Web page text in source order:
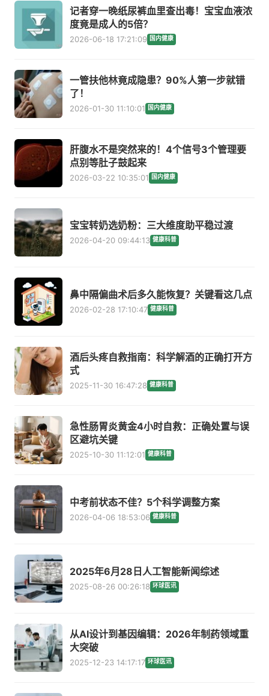
记者穿一晚纸尿裤血里查出毒！宝宝血液浓
度竟是成人的5倍？
2026-06-18 17:21:09 国内健康
一管扶他林竟成隐患？90%人第一步就错
了！
2026-01-30 11:10:01 国内健康
肝腹水不是突然来的！4个信号3个管理要
点别等肚子鼓起来
2026-03-22 10:35:01 国内健康
宝宝转奶选奶粉：三大维度助平稳过渡
2026-04-20 09:44:13 健康科普
鼻中隔偏曲术后多久能恢复？关键看这几点
2026-02-28 17:10:47 健康科普
酒后头疼自救指南：科学解酒的正确打开方
式
2025-11-30 16:47:28 健康科普
急性肠胃炎黄金4小时自救：正确处置与误
区避坑关键
2025-10-30 11:12:01 健康科普
中考前状态不佳？5个科学调整方案
2026-04-06 18:53:06 健康科普
2025年6月28日人工智能新闻综述
2025-08-26 00:26:18 环球医讯
从AI设计到基因编辑：2026年制药领域重
大突破
2025-12-23 14:17:17 环球医讯